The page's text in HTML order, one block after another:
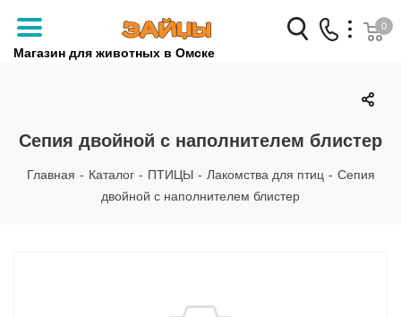
Магазин для животных в Омске
Заказать звонок
+7 (3812) 79-04-04
+7 (950) 959-88-32
0
Сепия двойной с наполнителем блистер
Главная - Каталог - ПТИЦЫ - Лакомства для птиц - Сепия
двойной с наполнителем блистер